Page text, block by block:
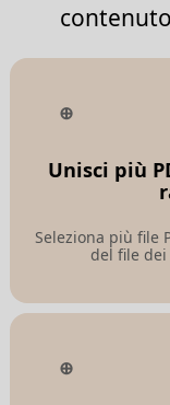
Unisci più
Seleziona più file
del file